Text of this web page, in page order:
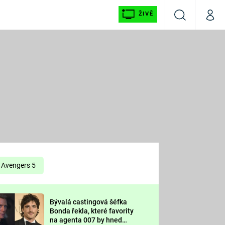
ŽIVĚ
VyhledáváníMůj
Prima LAJK
Sledujte nás
Avengers 5
Bývalá castingová šéfka
Bonda řekla, které favority
na agenta 007 by hned